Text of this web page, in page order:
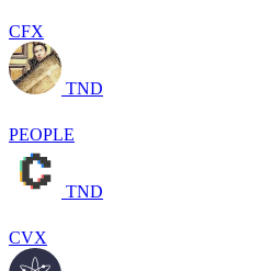
CFX
TND
PEOPLE
TND
CVX